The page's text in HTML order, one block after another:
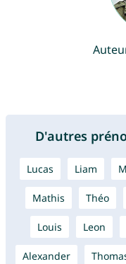
D'autres
Lucas Liam
Mathis Théo
Louis Leon
Alexander